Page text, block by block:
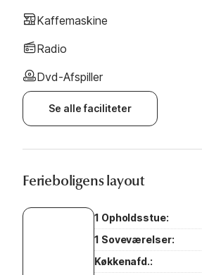
Kaffemaskine
Radio
Dvd-Afspiller
Se alle faciliteter
Ferieboligens layout
1 Opholdsstue:
1 Soveværelser:
Køkkenafd.: